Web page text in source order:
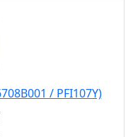
/ PFI107Y)